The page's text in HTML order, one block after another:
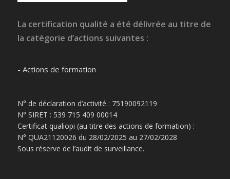
La certification qualité a été délivrée au titre de
la catégorie d’actions suivantes :
- Actions de formation
N° de déclaration d’activité : 75190092119
N° SIRET : 539 715 409 00014
Certificat qualiopi (au titre des actions de formation) :
N° QUA21120026 du 28/02/2025 au 27/02/2028
Sous réserve de l’audit de surveillance.